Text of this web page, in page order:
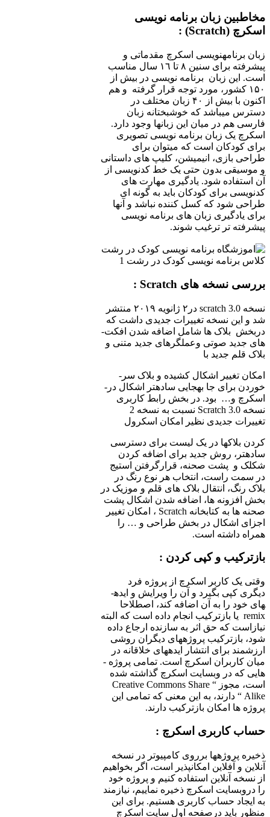
مخاطبین زبان برنامه ­نویسی
اسکرچ (Scratch
) :
زبان برنامه­نویسی اسکرچ مقدماتی و
پیشرفته برای سنین ٨ تا ١٦ سال مناسب
است. این زبان برنامه­ نویسی در بیش از
۱۵۰ کشور، مورد توجه قرار گرفته و هم
اکنون با بیش از ۴۰ زبان مختلف در
دسترس می­باشد که خوشبختانه زبان
فارسی هم در میان این زبان­ها وجود دارد.
اسکرچ یک زبان برنامه­ نویسی تصویری
برای کودکان است که می­توان برای
طراحی بازی، انیمیشن، کلیپ ­های داستانی
و موسیقی بدون حتی یک خط کدنویسی از
آن استفاده شود. یادگیری مهارت­ های
کدنویسی برای کودکان باید به گونه ­ای
طراحی شود که کسل کننده نباشد و آنها
برای یادگیری زبان­ های برنامه ­نویسی
پیشرفته ­تر ترغیب شوند.
بررسی نسخه ­های Scratch
:
نسخه scratch 3.0 در٢ ژانویه ٢٠١٩ منتشر
شد و این نسخه تغییرات جدیدی داشت که
در­بخش بلاک ­ها شامل اضافه شدن افکت­
های جدید صوتی وعملگرهای جدید متنی و
بلاک قلم جدید با
امکان تغییر اشکال کشیده و بلاک سر­
خوردن برای جا به­جایی ساده­تر اشکال در­
اسکرچ و… بود. در بخش رابط کاربری
نسخه Scratch 3.0 نسبت به نسخه 2
تغییرات جدیدی نظیر امکان اسکرول
کردن بلاک­ها در یک لیست برای دسترسی
ساده­تر، روش جدید برای اضافه کردن
شکلک و پشت صحنه، قرارگرفتن استیج
در سمت راست، انتخاب هر نوع رنگ در
بلاک رنگ، انتقال بلاک­ های قلم و موزیک در
بخش افزونه ها، اضافه شدن اشکال پشت
صحنه ­ها به کتابخانه Scratch ، امکان تغییر
اجزای اشکال در بخش طراحی و … را
همراه داشته است.
بازترکیب و کپی کردن :
وقتی یک کاربر اسکرچ از پروژه فرد
دیگری کپی بگیرد و آن را ویرایش و ایده­
های خود را به آن اضافه کند، اصطلاحا
remix یا بازترکیب انجام داده است که البته
نیازاست که حق اثر­ به سازنده ارجاع داده
شود، باز­ترکیب پروژه­های دیگران روشی
ارزشمند برای انتشار ایده­های خلاقانه در
میان کاربران اسکرچ است. تمامی پروژه ­
هایی که در وب­سایت اسکرچ گذاشته شده
است، مجوز “ Creative Commons Share
Alike “ دارند، به این معنی که تمامی این
پروژه ­ها امکان بازترکیب دارند.
حساب کاربری اسکرچ :
ذخیره پروژه­ها برروی کامپیوتر در نسخه
آنلاین و آفلاین امکانپذیر است، اگر بخواهیم
از نسخه آنلاین استفاده کنیم و پروژه خود
را دروب­­سایت اسکرچ ذخیره نماییم، نیازمند
به ایجاد حساب کاربری هستیم. برای این
منظور باید درصفحه اول سایت اسکرچ